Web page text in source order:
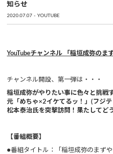
知らせ
2020.07.07 YOUTUBE
YouTubeチャンネル 「稲垣成弥のま
チャンネル開設、第一弾は・・・
稲垣成弥がやりたい事に色々と挑戦
元「めちゃ×2イケてるッ！」(フジ
松本泰治氏を突撃訪問！果たしてど
【番組概要】
●番組タイトル：「稲垣成弥のまずや